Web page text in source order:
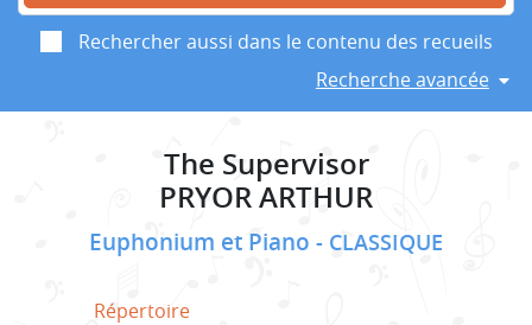
Rechercher aussi dans le contenu des recueils
Recherche avancée
The Supervisor
PRYOR ARTHUR
Euphonium et Piano CLASSIQUE
Répertoire